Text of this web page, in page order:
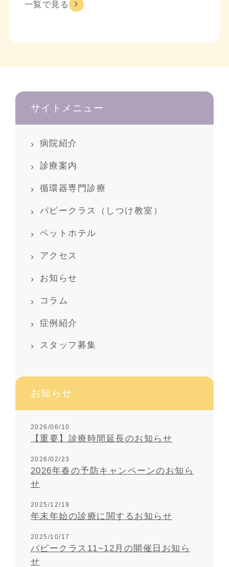
一覧で見る
サイトメニュー
病院紹介
診療案内
循環器専門診療
パピークラス（しつけ教室）
ペットホテル
アクセス
お知らせ
コラム
症例紹介
スタッフ募集
お知らせ
2026/06/10
【重要】診療時間延長のお知らせ
2026/02/23
2026年春の予防キャンペーンのお知ら
せ
2025/12/19
年末年始の診療に関するお知らせ
2025/10/17
パピークラス11~12月の開催日お知ら
せ